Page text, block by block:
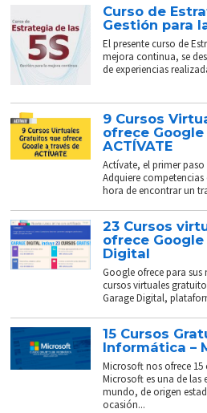
Curso de
Gestión para
El presente curso de
mejora continua, se
de experiencias
9 Cursos
ofrece
ACTÍVATE
Actívate, el primer
Adquiere
hora de encontrar un
23 Cursos
ofrece
Digital
Google ofrece para
cursos virtuales
Garage Digital,
15 Cursos
Informática –
Microsoft nos ofrece
Microsoft es una de las
mundo, de origen
ocasión...